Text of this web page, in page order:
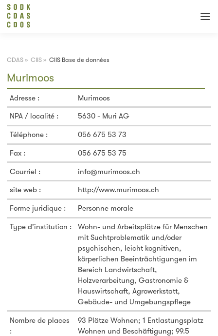
CDAS » CIIS » CIIS Base de données
Murimoos
Adresse : Murimoos
NPA / localité : 5630 - Muri AG
Téléphone : 056 675 53 73
Fax : 056 675 53 75
Courriel : info@murimoos.ch
site web : http://www.murimoos.ch
Forme juridique : Personne morale
Type d'institution :
Wohn- und Arbeitsplätze für Menschen
mit Suchtproblematik und/oder
psychischen, leicht kognitiven,
körperlichen Beeinträchtigungen im
Bereich Landwirtschaft,
Holzverarbeitung, Gastronomie &
Hauswirtschaft, Agrowerkstatt,
Gebäude- und Umgebungspflege
Nombre de places
:
93 Plätze Wohnen; 1 Entlastungsplatz
Wohnen und Beschäftigung; 99.5